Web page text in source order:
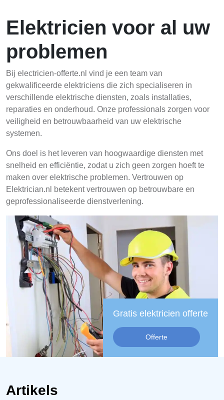
Elektricien voor al uw
problemen
Bij electricien-offerte.nl vind je een team van
gekwalificeerde elektriciens die zich specialiseren in
verschillende elektrische diensten, zoals installaties,
reparaties en onderhoud. Onze professionals zorgen voor
veiligheid en betrouwbaarheid van uw elektrische
systemen.
Ons doel is het leveren van hoogwaardige diensten met
snelheid en efficiëntie, zodat u zich geen zorgen hoeft te
maken over elektrische problemen. Vertrouwen op
Elektrician.nl betekent vertrouwen op betrouwbare en
geprofessionaliseerde dienstverlening.
Gratis elektricien offerte
Offerte
Artikels